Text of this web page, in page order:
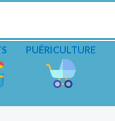
PUÉRICULTURE